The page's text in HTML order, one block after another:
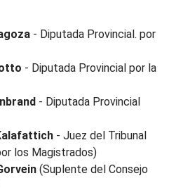
- Diputada Provincial. por
- Diputada Provincial por la
- Diputada Provincial
- Juez del Tribunal
los Magistrados)
(Suplente del Consejo